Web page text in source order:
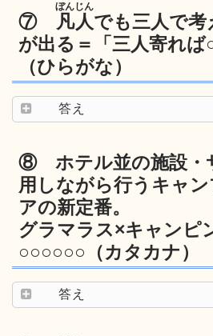
⑦ 凡人
ぼんじん
でも三人で
が出る＝「三人寄れば
（ひらがな）
答え
⑧ ホテル並の施設・
用しながら行うキャ
アの新定番。
グラマラス×キャンピ
○○○○○○（カタカナ）
答え